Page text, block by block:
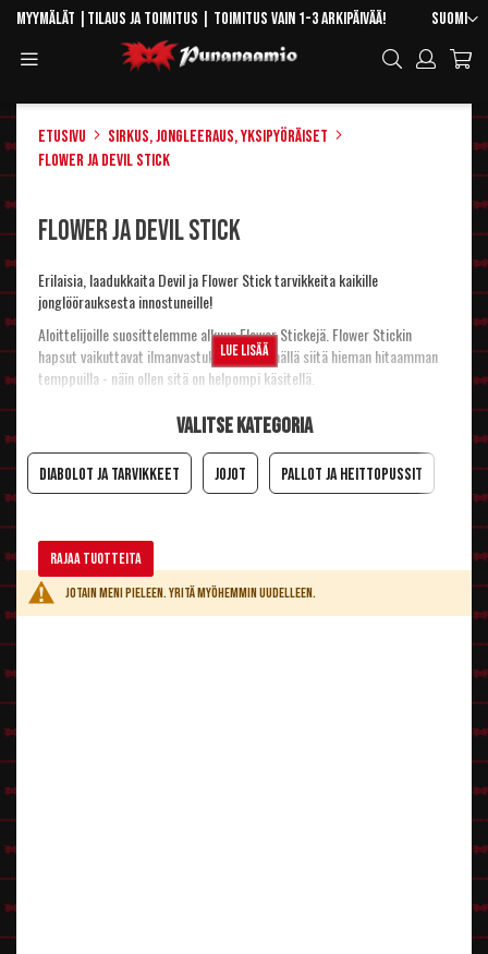
Skip
Content
Kieli
Suomi
Myymälät Tilaus ja toimitus | Toimitus vain 1-3 arkipäivää!
Hae
Etusivu
Sirkus, jongleeraus, yksipyöräiset
Flower ja Devil Stick
Flower ja Devil Stick
Erilaisia, laadukkaita Devil ja Flower Stick tarvikkeita kaikille
jonglöörauksesta innostuneille!
Aloittelijoille suosittelemme alkuun Flower Stickejä. Flower Stickin
hapsut vaikuttavat ilmanvastukseen tekemällä siitä hieman hitaamman
temppuilla - näin ollen sitä on helpompi käsitellä.
Lue lisää
Valitse kategoria
Diabolot ja tarvikkeet Jojot Pallot ja heittopussit
Rajaa tuotteita
Jotain meni pieleen. Yritä myöhemmin uudelleen.